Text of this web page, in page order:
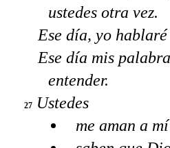
ustedes otra vez.
Ese día, yo
Ese día mis
entender.
27 Ustedes
me aman a